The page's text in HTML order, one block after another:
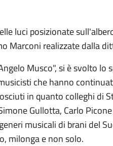
luci posizionate
Marconi realizzate dalla
Musco", si è svolto lo
che hanno
in quanto colleghi di
Gullotta, Carlo
musicali di brani del
milonga e non solo.